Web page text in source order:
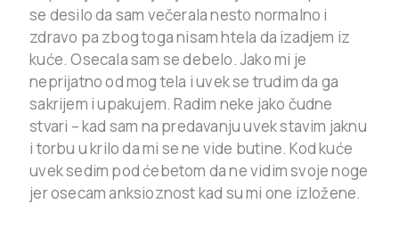
se desilo da sam večerala nesto normalno i
zdravo pa zbog toga nisam htela da izadjem iz
kuće. Osecala sam se debelo. Jako mi je
neprijatno od mog tela i uvek se trudim da ga
sakrijem i upakujem. Radim neke jako čudne
stvari – kad sam na predavanju uvek stavim jaknu
i torbu u krilo da mi se ne vide butine. Kod kuće
uvek sedim pod ćebetom da ne vidim svoje noge
jer osecam anksioznost kad su mi one izložene.